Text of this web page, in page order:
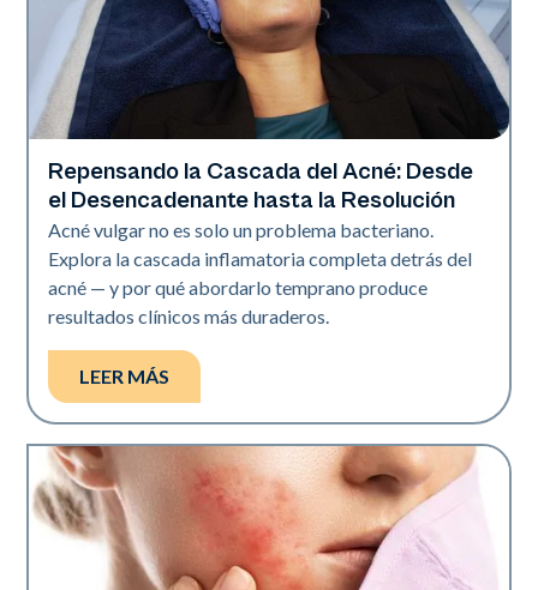
Salud de la piel
Repensando la Cascada del Acné: Desde
el Desencadenante hasta la Resolución
Acné vulgar no es solo un problema bacteriano.
Explora la cascada inflamatoria completa detrás del
acné — y por qué abordarlo temprano produce
resultados clínicos más duraderos.
LEER MÁS